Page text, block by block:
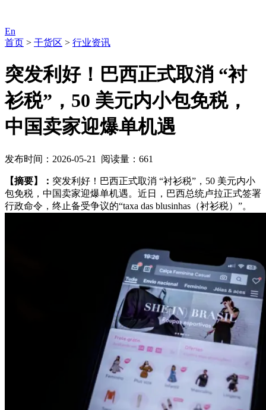
En
首页 > 干货区 > 行业资讯
突发利好！巴西正式取消 “衬
衫税”，50 美元内小包免税，
中国卖家迎爆单机遇
发布时间：2026-05-21 阅读量：661
【摘要】： 突发利好！巴西正式取消 “衬衫税”，50 美元内小
包免税，中国卖家迎爆单机遇。近日，巴西总统卢拉正式签署
行政命令，终止备受争议的“taxa das blusinhas（衬衫税）”。